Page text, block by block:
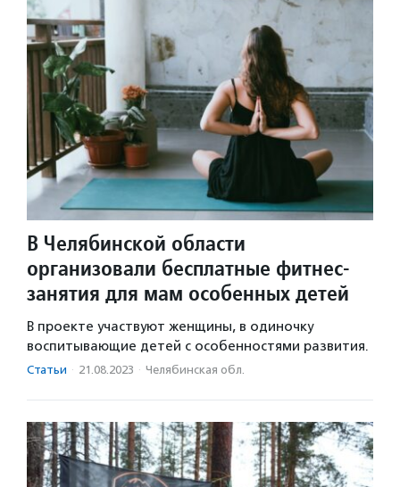
В Челябинской области
организовали бесплатные фитнес-
занятия для мам особенных детей
В проекте участвуют женщины, в одиночку
воспитывающие детей с особенностями развития.
Статьи · 21.08.2023 · Челябинская обл.